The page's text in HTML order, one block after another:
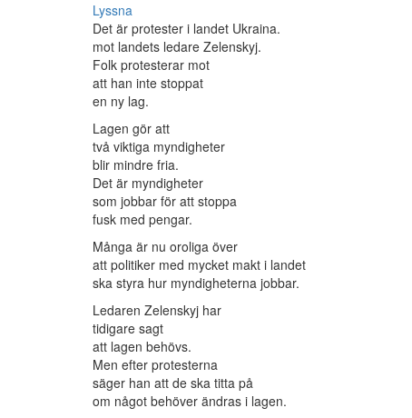
Lyssna
Det är protester i landet Ukraina.
mot landets ledare Zelenskyj.
Folk protesterar mot
att han inte stoppat
en ny lag.
Lagen gör att
två viktiga myndigheter
blir mindre fria.
Det är myndigheter
som jobbar för att stoppa
fusk med pengar.
Många är nu oroliga över
att politiker med mycket makt i landet
ska styra hur myndigheterna jobbar.
Ledaren Zelenskyj har
tidigare sagt
att lagen behövs.
Men efter protesterna
säger han att de ska titta på
om något behöver ändras i lagen.